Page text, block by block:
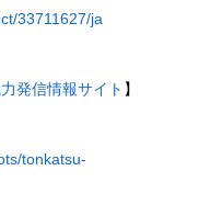
33711627/ja
発信情報サイト 】
tonkatsu-